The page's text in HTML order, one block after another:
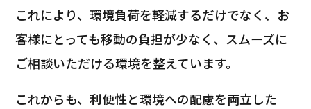
これにより、環境負荷を軽減するだけでなく、お
客様にとっても移動の負担が少なく、スムーズに
ご相談いただける環境を整えています。
これからも、利便性と環境への配慮を両立した